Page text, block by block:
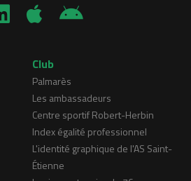
Club
Palmarès
Les ambassadeurs
Centre sportif Robert-Herbin
Index égalité professionnel
L'identité graphique de l'AS Saint-
Étienne